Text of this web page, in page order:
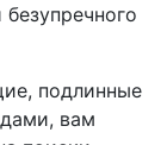
подлинные
вам